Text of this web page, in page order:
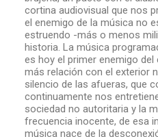
cortina audiovisual que nos
el enemigo de la música no
estruendo -más o menos
historia. La música
es hoy el primer enemigo
más relación con el exterior
silencio de las afueras, que
continuamente nos
sociedad no autoritaria y la
frecuencia inocente, de esa
música nace de la